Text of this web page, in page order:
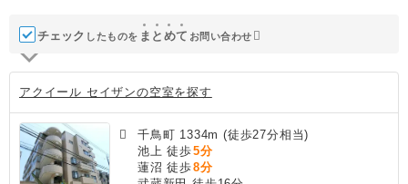
チェック したものを ま と めて お問い合わせ
アクイール セイザンの空室を探す
千鳥町 1334m (徒歩27分相当)
池上 徒歩5分
蓮沼 徒歩8分